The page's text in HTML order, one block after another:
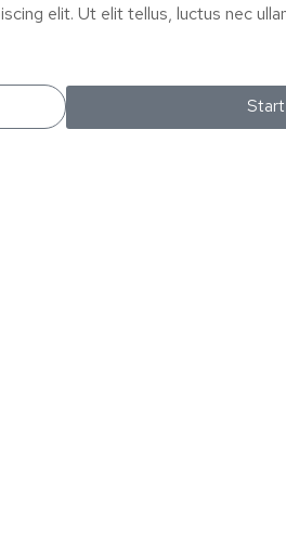
elit. Ut elit tellus, luctus nec
Start